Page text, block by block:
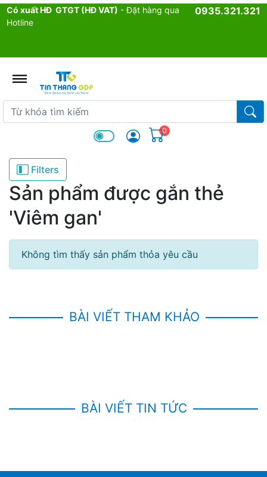
Có xuất HĐ GTGT (HĐ VAT) - Đặt hàng qua
Hotline
0935.321.321
Từ khóa tìm kiếm
Từ
0
Filters
Sản phẩm được gắn thẻ
'Viêm gan'
Không tìm thấy sản phẩm thỏa yêu cầu
BÀI VIẾT THAM KHẢO
BÀI VIẾT TIN TỨC